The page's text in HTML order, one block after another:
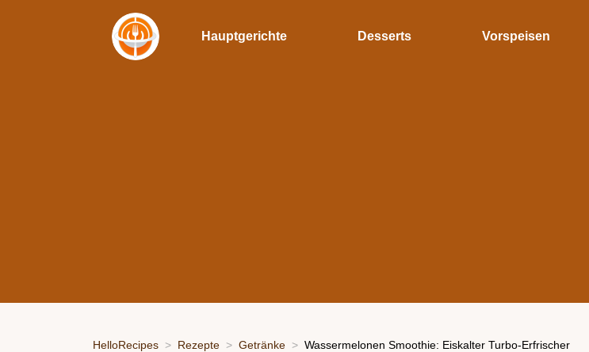
Hauptgerichte Desserts Vorspeisen
HelloRecipes Rezepte Getränke Wassermelonen Smoothie: Eiskalter Turbo-Erfrischer